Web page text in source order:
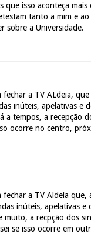
que isso aconteça
tanto a mim e
sobre a Universidade.
a TV ALdeia,
inúteis, apelativas e
a tempos, a recepção
ocorre no centro,
fechar a TV Aldeia
inúteis, apelativas e
a recpção dos
se isso ocorre em